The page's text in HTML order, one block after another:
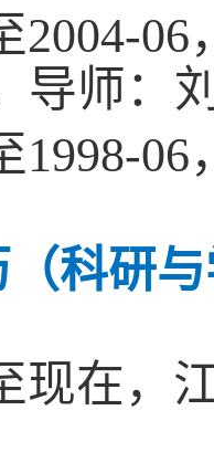
2004-06
导师：
1998-06
科研
现在，